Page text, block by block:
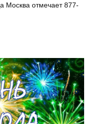
Москва отмечает 877-